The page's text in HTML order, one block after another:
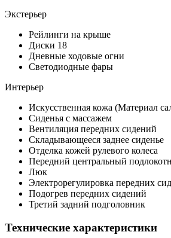
Экстерьер
Рейлинги на крыше
Диски 18
Дневные ходовые огни
Светодиодные фары
Интерьер
Искусственная кожа (Материал
Сиденья с массажем
Вентиляция передних сидений
Складывающееся заднее сиденье
Отделка кожей рулевого колеса
Передний центральный
Люк
Электрорегулировка передних
Подогрев передних сидений
Третий задний подголовник
Технические характеристики